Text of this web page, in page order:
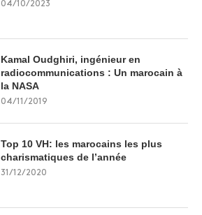
04/10/2023
Kamal Oudghiri, ingénieur en
radiocommunications : Un marocain à
la NASA
04/11/2019
Top 10 VH: les marocains les plus
charismatiques de l’année
31/12/2020